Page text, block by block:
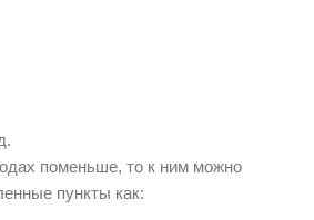
поменьше, то к ним можно
пункты как: